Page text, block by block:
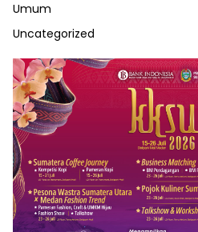
Umum
Uncategorized